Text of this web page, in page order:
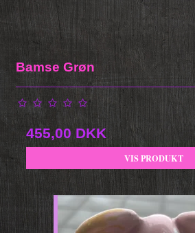
Bamse Grøn
455,00 DKK
VIS PRODUKT